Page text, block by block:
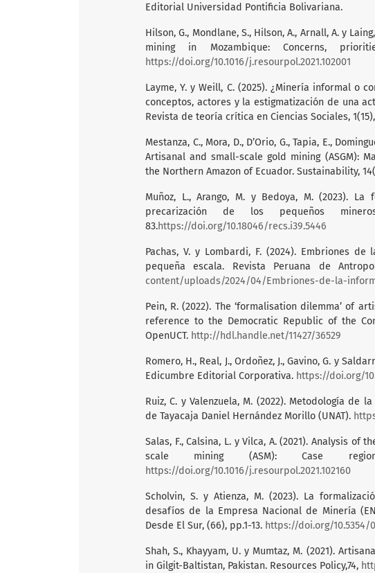
Editorial Universidad Pontificia Bolivariana.
Hilson, G., Mondlane, S., Hilson, A., Arnall, A. y
mining in Mozambique: Concerns,
https://doi.org/10.1016/j.resourpol.2021.102001
Layme, Y. y Weill, C. (2025). ¿Minería informal o
conceptos, actores y la estigmatización de una
Revista de teoría crítica en Ciencias Sociales, 1(15),
Mestanza, C., Mora, D., D’Orio, G., Tapia, E.,
Artisanal and small-scale gold mining (ASGM):
the Northern Amazon of Ecuador. Sustainability,
Muñoz, L., Arango, M. y Bedoya, M. (2023).
precarización de los pequeños
83.https://doi.org/10.18046/recs.i39.5446
Pachas, V. y Lombardi, F. (2024). Embriones
pequeña escala. Revista Peruana de
content/uploads/2024/04/Embriones-de-la-
Pein, R. (2022). The ‘formalisation dilemma’ of
reference to the Democratic Republic of the
OpenUCT. http://hdl.handle.net/11427/36529
Romero, H., Real, J., Ordoñez, J., Gavino, G. y
Edicumbre Editorial Corporativa. https://doi.org/
Ruiz, C. y Valenzuela, M. (2022). Metodología de
de Tayacaja Daniel Hernández Morillo (UNAT).
Salas, F., Calsina, L. y Vilca, A. (2021). Analysis
scale mining (ASM): Case region
https://doi.org/10.1016/j.resourpol.2021.102160
Scholvin, S. y Atienza, M. (2023). La
desafíos de la Empresa Nacional de Minería
Desde El Sur, (66), pp.1-13. https://doi.org/10.5354/
Shah, S., Khayyam, U. y Mumtaz, M. (2021).
in Gilgit-Baltistan, Pakistan. Resources Policy,74,